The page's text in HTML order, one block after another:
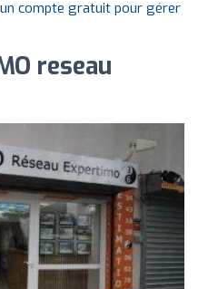
compte gratuit pour gérer
reseau